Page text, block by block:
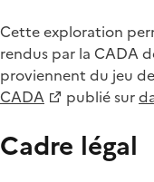
Cette exploration
rendus par la CADA
proviennent du jeu
CADA
publié sur
Cadre légal